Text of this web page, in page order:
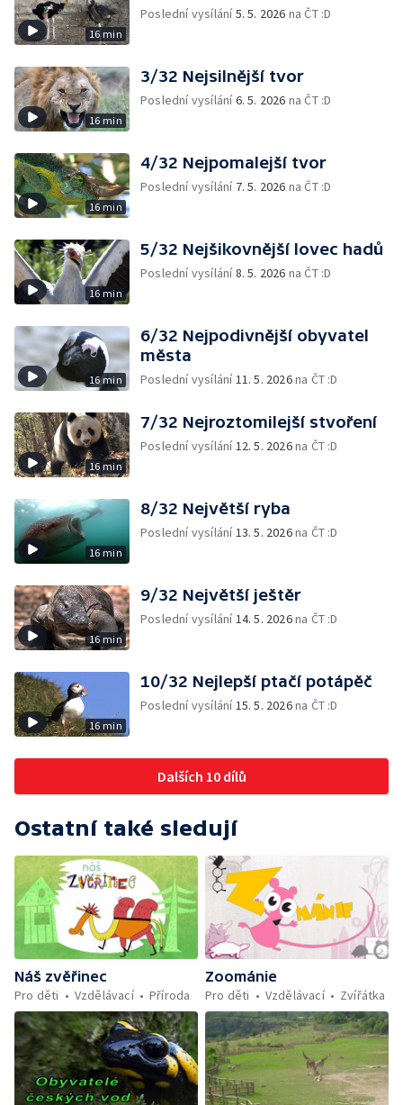
16 min
Poslední vysílání5. 5. 2026 na ČT :D
16 min
3/32 Nejsilnější tvor
Poslední vysílání6. 5. 2026 na ČT :D
16 min
4/32 Nejpomalejší tvor
Poslední vysílání 7. 5. 2026 na ČT :D
16 min
5/32 Nejšikovnější lovec hadů
Poslední vysílání8. 5. 2026 na ČT :D
16 min
6/32 Nejpodivnější obyvatel
města
Poslední vysílání11. 5. 2026na ČT :D
16 min
7/32 Nejroztomilejší stvoření
Poslední vysílání12. 5. 2026na ČT :D
16 min
8/32 Největší ryba
Poslední vysílání13. 5. 2026na ČT :D
16 min
9/32 Největší ještěr
Poslední vysílání14. 5. 2026na ČT :D
16 min
10/32 Nejlepší ptačí potápěč
Poslední vysílání15. 5. 2026na ČT :D
Dalších 10 dílů
Ostatní také sledují
Náš zvěřinec
Pro děti
Vzdělávací Příroda
Zoománie
Pro děti
Vzdělávací Zvířátka